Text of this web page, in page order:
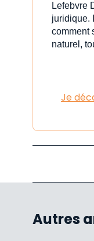
Lefebvre
juridique.
comment
naturel,
Je
Autres